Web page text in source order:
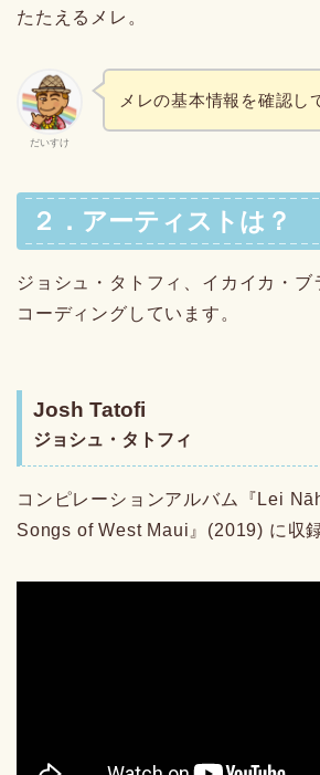
たたえるメレ。
だいすけ
メレの基本情報を確認し
２．アーティストは？
ジョシュ・タトフィ、イカイカ・ブ
コーディングしています。
Josh Tatofi
ジョシュ・タトフィ
コンピレーションアルバム『Lei
Songs of West Maui』(2019) に収